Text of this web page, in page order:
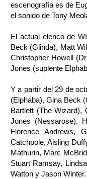
escenografía es de
el sonido de Tony
El actual elenco de
Beck (Glinda), Matt
Christopher Howell
Jones (suplente
Y a partir del 29 de
(Elphaba), Gina Beck
Bartlett (The Wizard),
Jones (Nessarose),
Florence Andrews,
Catchpole, Aisling
Mathurin, Marc
Stuart Ramsay,
Watton y Jason Winter.